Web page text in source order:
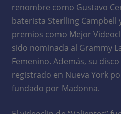
renombre como Gustavo
baterista Sterlling Campbell
premios como Mejor
sido nominada al Grammy
Femenino. Además, su
registrado en Nueva York
fundado por Madonna.